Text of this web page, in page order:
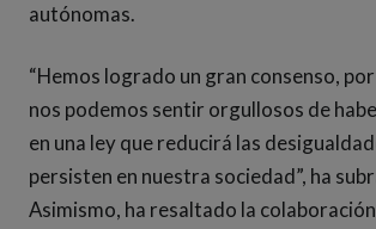
autónomas.
“Hemos logrado un gran consenso,
nos podemos sentir orgullosos de
en una ley que reducirá las
persisten en nuestra sociedad”, ha
Asimismo, ha resaltado la